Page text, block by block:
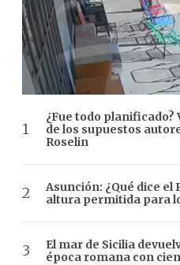
¿Fue todo
de los supuestos
Roselin
Asunción: ¿Qué dice el
altura permitida para
El mar de Sicilia
época romana con